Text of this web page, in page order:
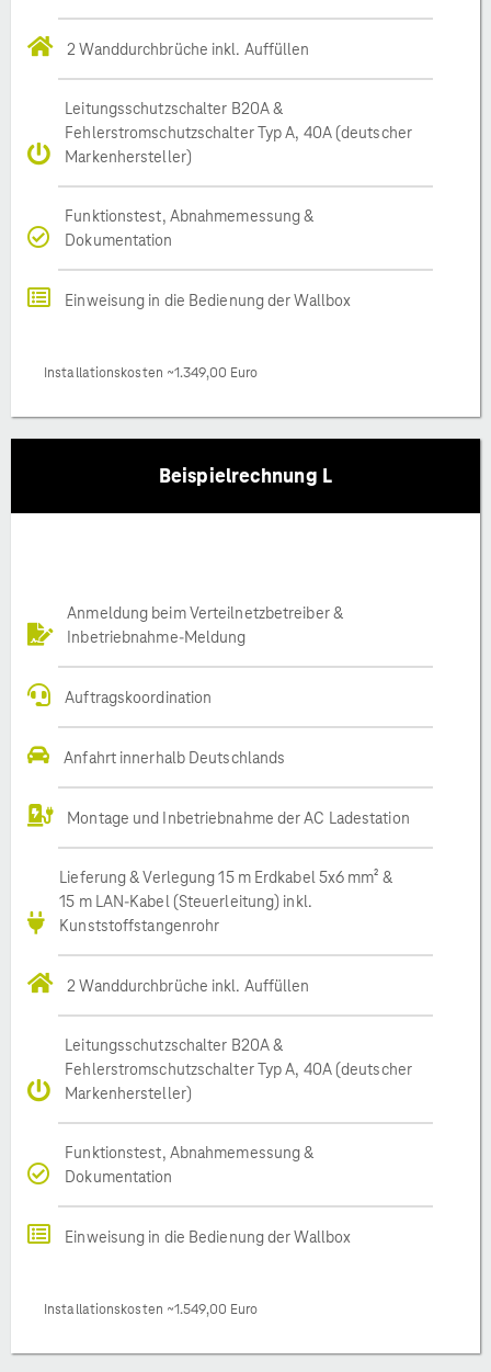
2 Wanddurchbrüche inkl. Auffüllen
Leitungsschutzschalter B20A &
Fehlerstromschutzschalter Typ A, 40A (deutscher
Markenhersteller)
Funktionstest, Abnahmemessung &
Dokumentation
Einweisung in die Bedienung der Wallbox
Installationskosten ~1.349,00 Euro
Beispielrechnung L
Anmeldung beim Verteilnetzbetreiber &
Inbetriebnahme-Meldung
Auftragskoordination
Anfahrt innerhalb Deutschlands
Montage und Inbetriebnahme der AC Ladestation
Lieferung & Verlegung 15 m Erdkabel 5x6 mm² &
15 m LAN-Kabel (Steuerleitung) inkl.
Kunststoffstangenrohr
2 Wanddurchbrüche inkl. Auffüllen
Leitungsschutzschalter B20A &
Fehlerstromschutzschalter Typ A, 40A (deutscher
Markenhersteller)
Funktionstest, Abnahmemessung &
Dokumentation
Einweisung in die Bedienung der Wallbox
Installationskosten ~1.549,00 Euro